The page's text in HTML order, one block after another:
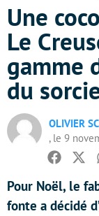
Une
Le
gamme
du
OLIVIER
, le 9
Facebook
Pour Noël, le
fonte a décidé